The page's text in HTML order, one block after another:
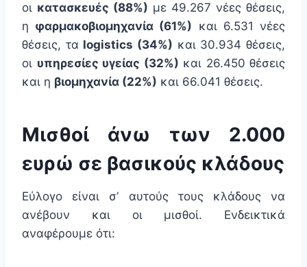
οι κατασκευές (88%) με 49.267 νέες θέσεις,
η φαρμακοβιομηχανία (61%) και 6.531 νέες
θέσεις, τα logistics (34%) και 30.934 θέσεις,
οι υπηρεσίες υγείας (32%) και 26.450 θέσεις
και η βιομηχανία (22%) και 66.041 θέσεις.
Μισθοί άνω των 2.000
ευρώ σε βασικούς κλάδους
Εύλογο είναι σ’ αυτούς τους κλάδους να
ανέβουν και οι μισθοί. Ενδεικτικά
αναφέρουμε ότι: